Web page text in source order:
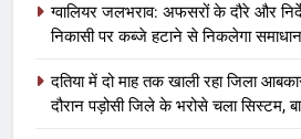
ग्वालियर जलभराव: अफसरों के दौरे और
निकासी पर कब्जे हटाने से निकलेगा
दतिया में दो माह तक खाली रहा जिला
दौरान पड़ोसी जिले के भरोसे चला सिस्टम,